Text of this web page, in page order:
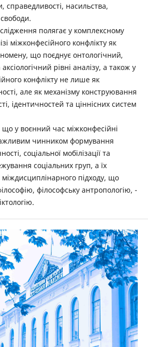
справедливості, насильства,
свободи.
полягає у комплексному
міжконфесійного конфлікту як
що поєднує онтологічний,
рівні аналізу, а також у
конфлікту не лише як
але як механізму конструювання
ідентичностей та ціннісних систем
у воєнний час міжконфесійні
чинником формування
соціальної мобілізації та
соціальних груп, а їх
підходу, що
філософську антропологію,